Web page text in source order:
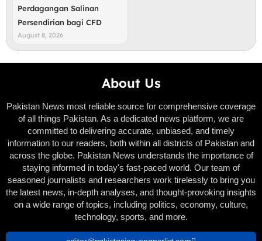
Perdagangan Salinan
Persendirian bagi CFD
August 8, 2026
About Us
Pakistan News most reliable source for comprehensive coverage
of all things Pakistan. As a dedicated news platform, we are
committed to delivering accurate, unbiased, and timely
information to our readers, both within all districts of Pakistan and
across the globe. Pakistan News understands the importance of
staying informed in today's fast-paced world. Our team of
seasoned journalists and researchers work tirelessly to bring you
the latest news, in-depth analyses, and thought-provoking insights
on a wide range of topics, including politics, economy, culture,
technology, sports, and more.